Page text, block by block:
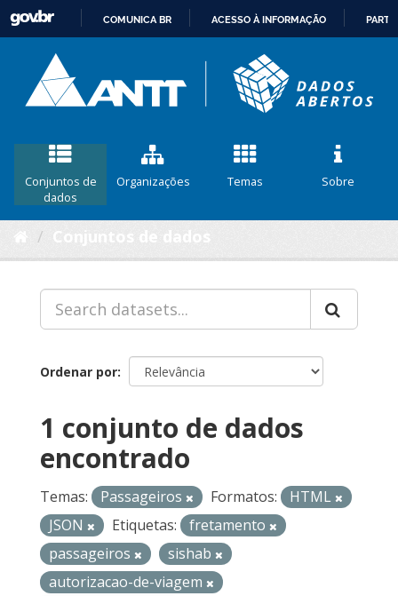
CONTEÚDO
COMUNICA BR ACESSO À INFORMAÇÃO
Conjuntos de
dados
Organizações Temas Sobre
Ordenar por
1 conjunto de dados
encontrado
Temas: Passageiros Formatos:
HTML
JSON
Etiquetas:
fretamento
passageiros
sishab
autorizacao-de-viagem